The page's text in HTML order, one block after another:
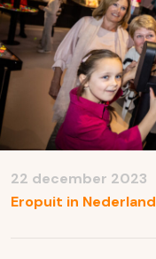
22 december 2023
Eropuit in Nederland